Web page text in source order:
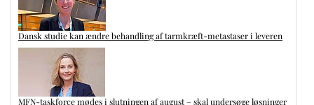
Dansk studie kan ændre behandling af tarmkræft-metastaser i leveren
MFN-taskforce mødes i slutningen af august – skal undersøge løsninger